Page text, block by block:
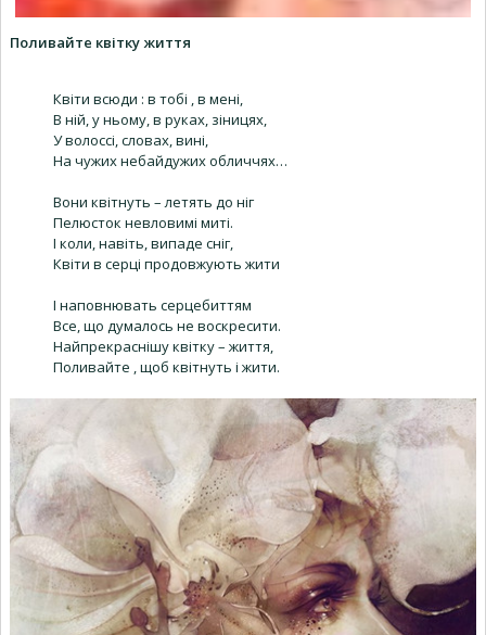
Поливайте квітку життя
Квіти всюди : в тобі , в мені,
В ній, у ньому, в руках, зіницях,
У волоссі, словах, вині,
На чужих небайдужих обличчях…
Вони квітнуть – летять до ніг
Пелюсток невловимі миті.
І коли, навіть, випаде сніг,
Квіти в серці продовжують жити
І наповнювать серцебиттям
Все, що думалось не воскресити.
Найпрекраснішу квітку – життя,
Поливайте , щоб квітнуть і жити.